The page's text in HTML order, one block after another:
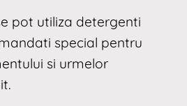
pot utiliza detergenti
special pentru
si urmelor